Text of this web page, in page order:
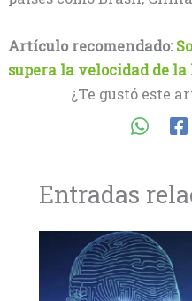
Artículo recomendado:
supera la velocidad de la
¿Te gustó este
Entradas